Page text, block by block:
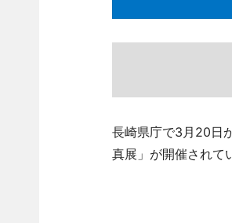
長崎県庁で3月20日
真展」が開催されて